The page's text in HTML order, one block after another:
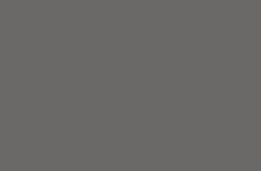
of Sparse Cells based on Laser Microdissection